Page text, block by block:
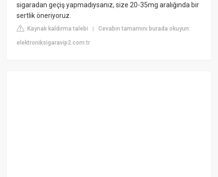
sigaradan geçiş yapmadıysanız, size 20-35mg aralığında bir
sertlik öneriyoruz.
Kaynak kaldırma talebi |Cevabın tamamını burada okuyun:
elektroniksigaravip2.com.tr